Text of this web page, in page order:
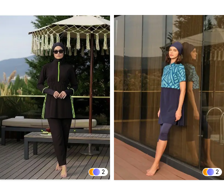
2 2